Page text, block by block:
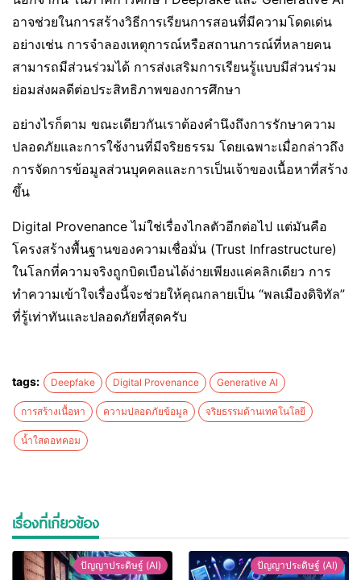
อาจช่วยในการสร้างวิธีการเรียนการสอนที่มีความโดดเด่น
อย่างเช่น การจำลองเหตุการณ์หรือสถานการณ์ที่หลายคน
สามารถมีส่วนร่วมได้ การส่งเสริมการเรียนรู้แบบมีส่วนร่วม
ย่อมส่งผลดีต่อประสิทธิภาพของการศึกษา
อย่างไรก็ตาม ขณะเดียวกันเราต้องคำนึงถึงการรักษาความ
ปลอดภัยและการใช้งานที่มีจริยธรรม โดยเฉพาะเมื่อกล่าวถึง
การจัดการข้อมูลส่วนบุคคลและการเป็นเจ้าของเนื้อหาที่สร้าง
ขึ้น
Digital Provenance ไม่ใช่เรื่องไกลตัวอีกต่อไป แต่มันคือ
โครงสร้างพื้นฐานของความเชื่อมั่น (Trust Infrastructure)
ในโลกที่ความจริงถูกบิดเบือนได้ง่ายเพียงแค่คลิกเดียว การ
ทำความเข้าใจเรื่องนี้จะช่วยให้คุณกลายเป็น “พลเมืองดิจิทัล”
ที่รู้เท่าทันและปลอดภัยที่สุดครับ
tags: Deepfake Digital Provenance Generative AI
การสร้างเนื้อหา ความปลอดภัยข้อมูล จริยธรรมด้านเทคโนโลยี
น้ำใสดอทคอม
เรื่องที่เกี่ยวข้อง
ปัญญาประดิษฐ์ (AI) ปัญญาประดิษฐ์ (AI)